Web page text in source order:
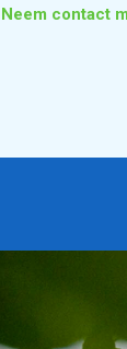
Neem contact